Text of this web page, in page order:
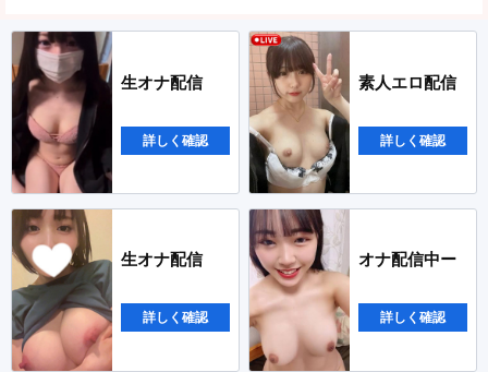
生オナ配信
詳しく確認
素人エロ配信
詳しく確認
生オナ配信
詳しく確認
オナ配信中ー
詳しく確認